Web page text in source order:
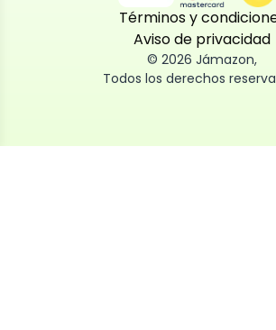
Términos y
Aviso de privacidad
© 2026 Jámazon,
Todos los derechos